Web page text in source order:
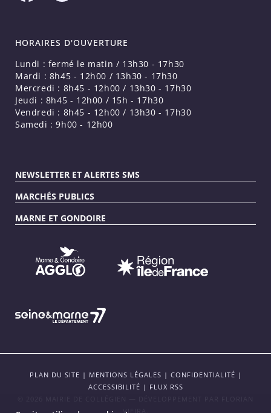
HORAIRES D'OUVERTURE
Lundi : fermé le matin / 13h30 - 17h30
Mardi : 8h45 - 12h00 / 13h30 - 17h30
Mercredi : 8h45 - 12h00 / 13h30 - 17h30
Jeudi : 8h45 - 12h00 / 15h - 17h30
Vendredi : 8h45 - 12h00 / 13h30 - 17h30
Samedi : 9h00 - 12h00
NEWSLETTER ET ALERTES SMS
MARCHÉS PUBLICS
MARNE ET GONDOIRE
PLAN DU SITE | MENTIONS LÉGALES | CONFIDENTIALITÉ |
ACCESSIBILITÉ | FLUX RSS
VIEIRA